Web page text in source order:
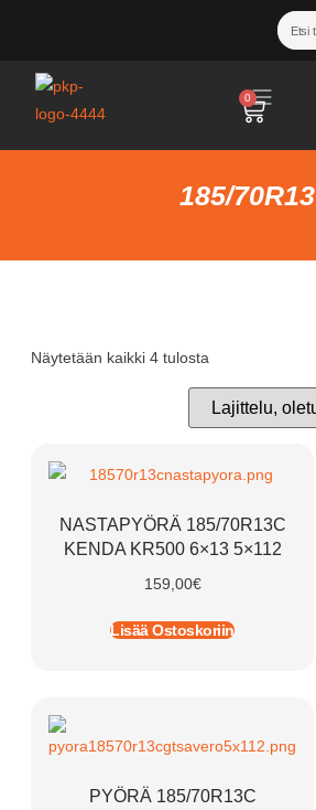
0
185/70R13
Näytetään kaikki 4 tulosta
NASTAPYÖRÄ 185/70R13C
KENDA KR500 6×13 5×112
159,00€
Lisää Ostoskoriin
PYÖRÄ 185/70R13C